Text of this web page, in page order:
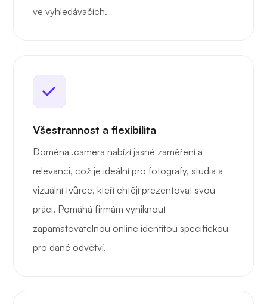
ve vyhledávačích.
Všestrannost a flexibilita
Doména .camera nabízí jasné zaměření a
relevanci, což je ideální pro fotografy, studia a
vizuální tvůrce, kteří chtějí prezentovat svou
práci. Pomáhá firmám vyniknout
zapamatovatelnou online identitou specifickou
pro dané odvětví.